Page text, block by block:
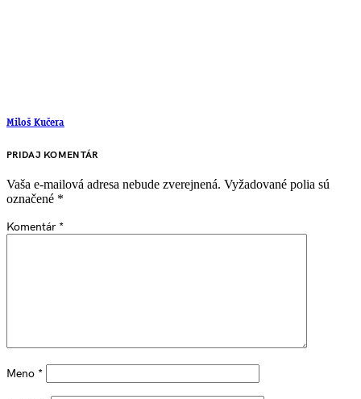
Miloš Kučera
PRIDAJ KOMENTÁR
Vaša e-mailová adresa nebude zverejnená. Vyžadované polia sú
označené *
Komentár *
Meno *